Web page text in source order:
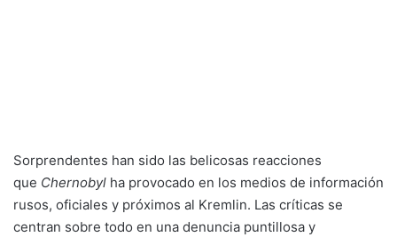
Sorprendentes han sido las belicosas reacciones
que Chernobyl ha provocado en los medios de información
rusos, oficiales y próximos al Kremlin. Las críticas se
centran sobre todo en una denuncia puntillosa y